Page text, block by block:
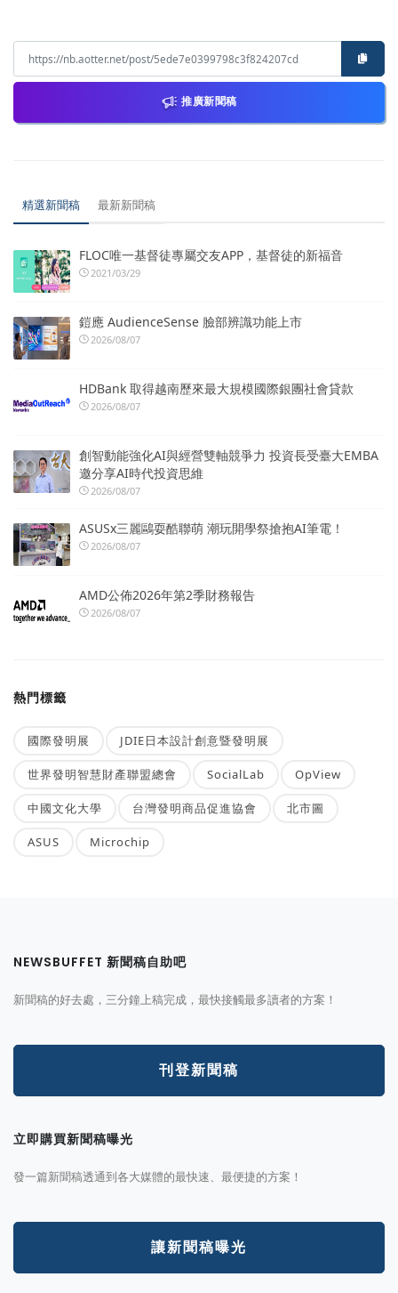
推廣新聞稿
精選新聞稿 最新新聞稿
FLOC唯一基督徒專屬交友APP，基督徒的新福音
2021/03/29
鎧應 AudienceSense 臉部辨識功能上市
2026/08/07
HDBank 取得越南歷來最大規模國際銀團社會貸款
2026/08/07
創智動能強化AI與經營雙軸競爭力 投資長受臺大EMBA
邀分享AI時代投資思維
2026/08/07
ASUSx三麗鷗耍酷聯萌 潮玩開學祭搶抱AI筆電！
2026/08/07
AMD公佈2026年第2季財務報告
2026/08/07
熱門標籤
國際發明展 JDIE日本設計創意暨發明展
世界發明智慧財產聯盟總會 SocialLab OpView
中國文化大學 台灣發明商品促進協會 北市圖
ASUS Microchip
NEWSBUFFET 新聞稿自助吧
新聞稿的好去處，三分鐘上稿完成，最快接觸最多讀者的方案！
刊登新聞稿
立即購買新聞稿曝光
發一篇新聞稿透通到各大媒體的最快速、最便捷的方案！
讓新聞稿曝光